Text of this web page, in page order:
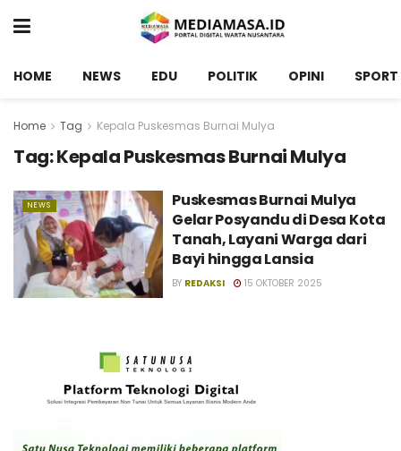
HOME NEWS EDU POLITIK OPINI SPORT
Home Tag Kepala Puskesmas Burnai Mulya
Tag:Kepala Puskesmas Burnai Mulya
NEWS
Puskesmas Burnai Mulya
Gelar Posyandu di Desa Kota
Tanah, Layani Warga dari
Bayi hingga Lansia
BY REDAKSI 15 OKTOBER 2025